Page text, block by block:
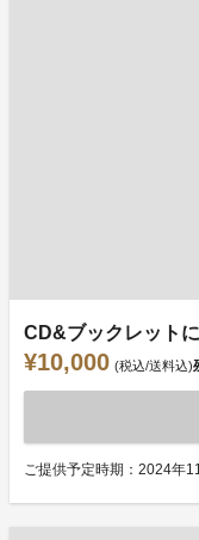
CD&ブックレット
¥10,000 (税込/送料込)
ご提供予定時期：2024年